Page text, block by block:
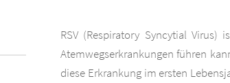
RSV (Respiratory Syncytial
Atemwegserkrankungen führen
diese Erkrankung im ersten